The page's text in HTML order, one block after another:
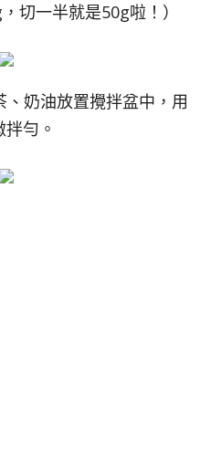
切一半就是50g啦！）
奶油放置攪拌盆中，用
勻。